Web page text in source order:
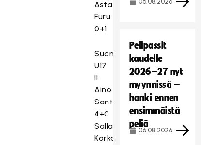
Asta
Furu
0+1
Suomi
U17
II
Aino
Santanen
4+0
Salla
Korkala
06.08.2026
Pelipassit
kaudelle
2026–27 nyt
myynnissä –
hanki ennen
ensimmäistä
peliä
06.08.2026